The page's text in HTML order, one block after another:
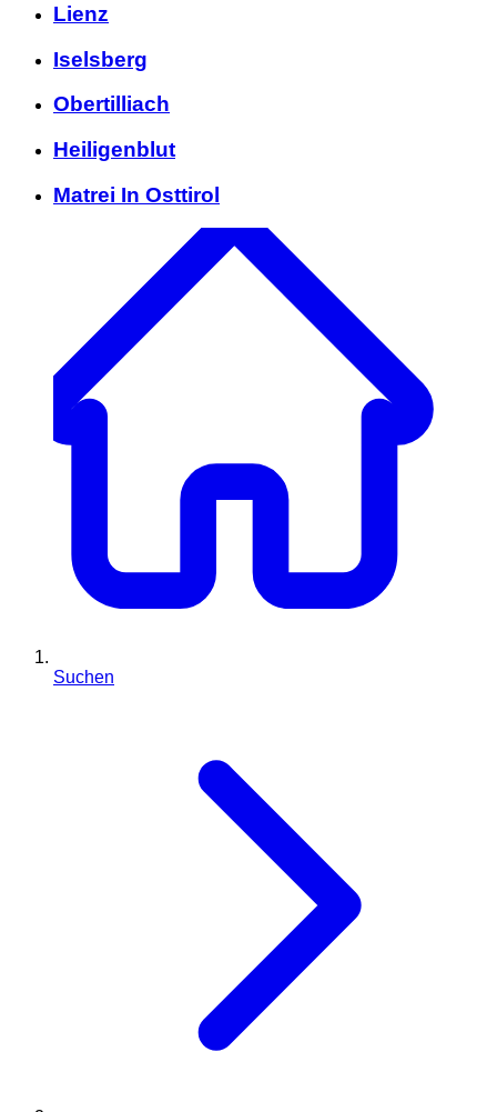
Lienz
Iselsberg
Obertilliach
Heiligenblut
Matrei In Osttirol
Suchen